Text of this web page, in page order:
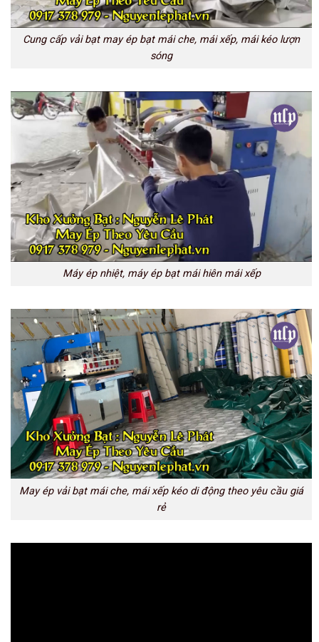
Cung cấp vải bạt may ép bạt mái che, mái xếp, mái kéo lượn
sóng
Máy ép nhiệt, máy ép bạt mái hiên mái xếp
May ép vải bạt mái che, mái xếp kéo di động theo yêu cầu giá
rẻ